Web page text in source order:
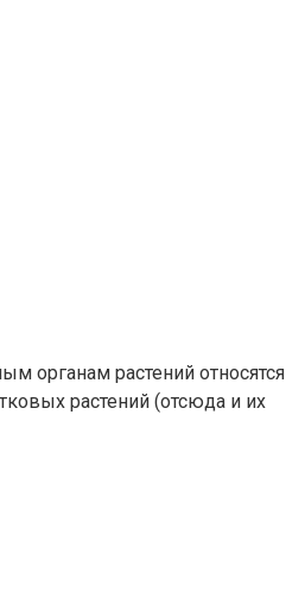
органам растений относятся
растений (отсюда и их